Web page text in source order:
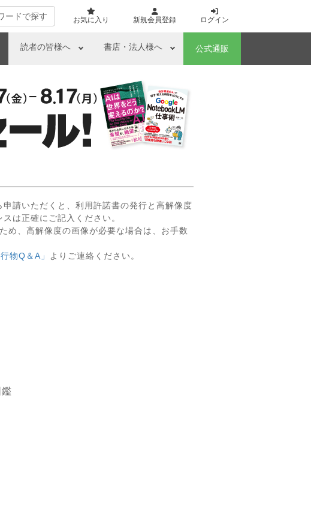
ードで探す お気に入り 新規会員登録 ログイン
読者の皆様へ 書店・法人様へ 公式通販
請いただくと、利用許諾書の発行と高解像度
は正確にご記入ください。
め、高解像度の画像が必要な場合は、お手数
物Q＆A」 よりご連絡ください。